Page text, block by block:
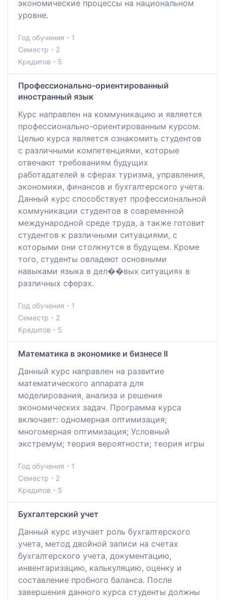
экономические процессы на национальном
уровне.
Год обучения - 1
Семестр - 2
Кредитов - 5
Профессионально-ориентированный
иностранный язык
Курс направлен на коммуникацию и является
профессионально-ориентированным курсом.
Целью курса является ознакомить студентов
с различными компетенциями, которые
отвечают требованиям будущих
работадателей в сферах туризма, управления,
экономики, финансов и бухгалтерского учета.
Данный курс способствует профессиональной
коммуникации студентов в современной
международной среде труда, а также готовит
студентов к различными ситуациями, с
которыми они столкнутся в будущем. Кроме
того, студенты овладеют основными
навыками языка в дел��вых ситуациях в
различных сферах.
Год обучения - 1
Семестр - 2
Кредитов - 5
Математика в экономике и бизнесе II
Данный курс направлен на развитие
математического аппарата для
моделирования, анализа и решения
экономических задач. Программа курса
включает: одномерная оптимизация;
многомерная оптимизация; Условный
экстремум; теория вероятности; теория игры
Год обучения - 1
Семестр - 2
Кредитов - 5
Бухгалтерский учет
Данный курс изучает роль бухгалтерского
учета, метод двойной записи на счетах
бухгалтерского учета, документацию,
инвентаризацию, калькуляцию, оценку и
составление пробного баланса. После
завершения данного курса студенты должны